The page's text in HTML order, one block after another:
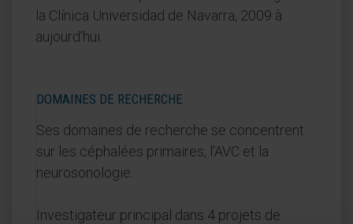
la Clínica Universidad de Navarra, 2009 à
aujourd’hui.
DOMAINES DE RECHERCHE
Ses domaines de recherche se concentrent
sur les céphalées primaires, l’AVC et la
neurosonologie.
Investigateur principal dans 4 projets de